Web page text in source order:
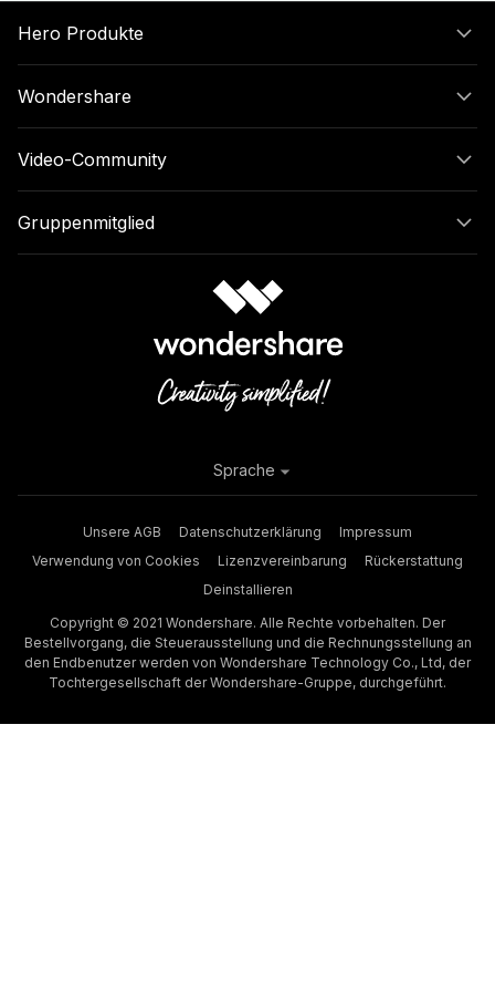
Hero Produkte
Wondershare
Video-Community
Gruppenmitglied
Unsere AGB Datenschutzerklärung
Impressum
Verwendung von Cookies
Lizenzvereinbarung
Rückerstattung
Deinstallieren
Copyright © 2021 Wondershare. Alle Rechte vorbehalten. Der
Bestellvorgang, die Steuerausstellung und die Rechnungsstellung an
den Endbenutzer werden von Wondershare Technology Co., Ltd, der
Tochtergesellschaft der Wondershare-Gruppe, durchgeführt.
Sprache